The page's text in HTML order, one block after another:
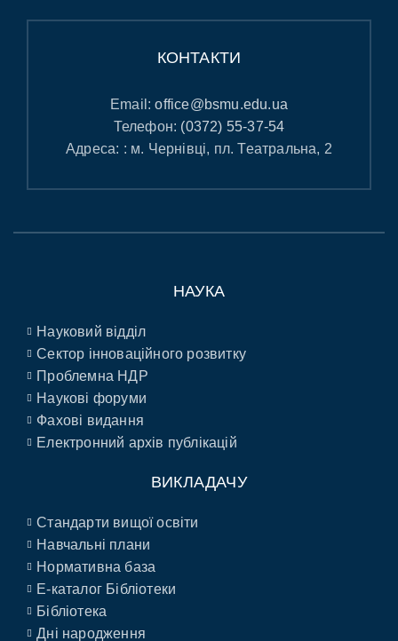
КОНТАКТИ
Email:office@bsmu.edu.ua
Телефон: (0372) 55-37-54
Адреса: : м. Чернівці, пл. Театральна, 2
НАУКА
Науковий відділ
Сектор інноваційного розвитку
Проблемна НДР
Наукові форуми
Фахові видання
Електронний архів публікацій
ВИКЛАДАЧУ
Стандарти вищої освіти
Навчальні плани
Нормативна база
E-каталог Бібліотеки
Бібліотека
Дні народження